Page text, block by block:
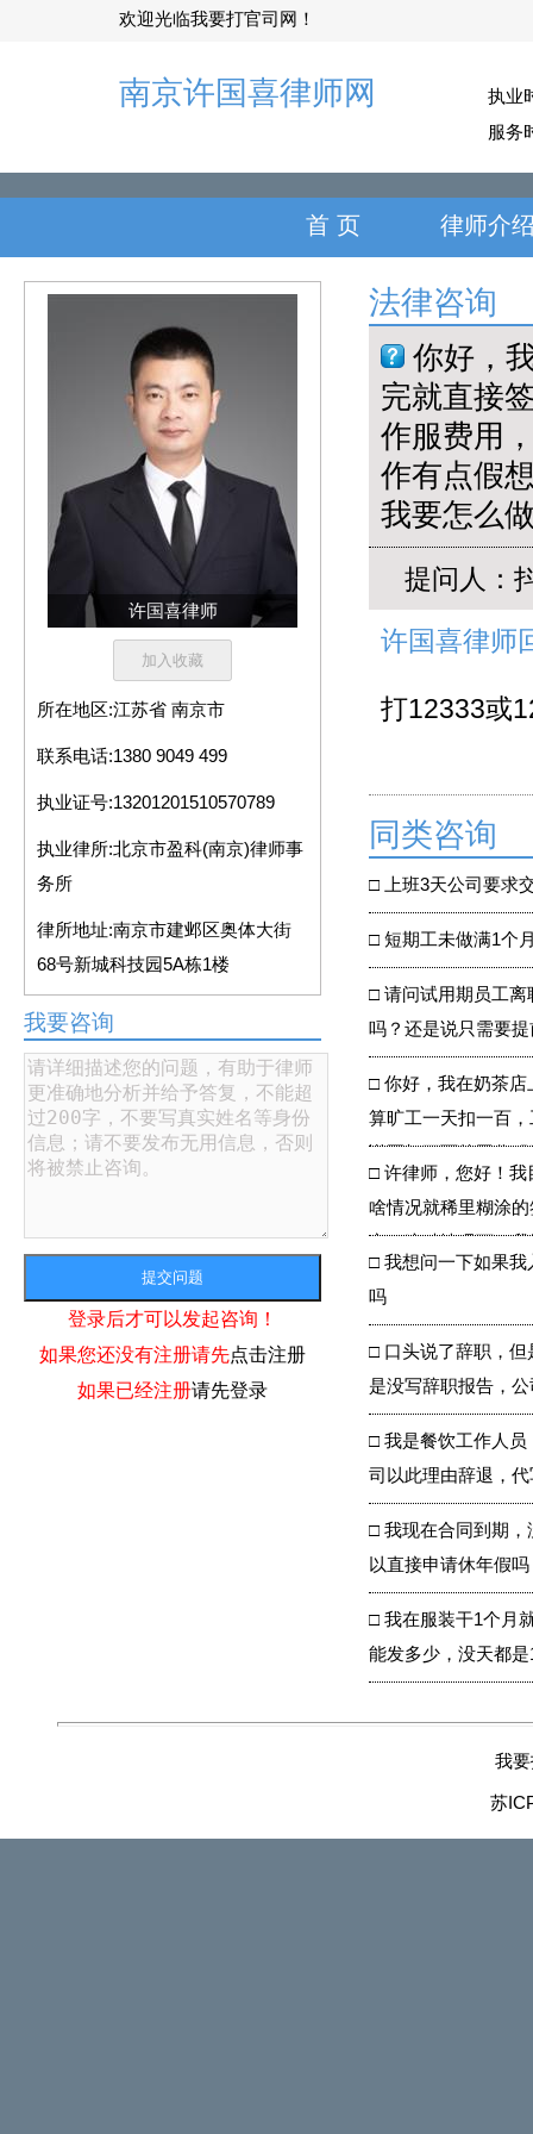
欢迎光临我要打官司网！
南京许国喜律师网
执业
服务
首 页 律师介
许国喜律师
所在地区:江苏省 南京市
联系电话:1380 9049 499
执业证号:13201201510570789
执业律所:北京市盈科(南京)律师事
务所
律所地址:南京市建邺区奥体大街
68号新城科技园5A栋1楼
我要咨询
登录后才可以发起咨询！
如果您还没有注册请先点击注册
如果已经注册请先登录
法律咨询
你好，
完就直接
作服费用
作有点假
我要怎么
提问人
许国喜律师
打12333或
同类咨询
□ 上班3天公司要求
□ 短期工未做满1个
□ 请问试用期员工
吗？还是说只需要
□ 你好，我在奶茶
算旷工一天扣一百
说要扣三百的工作
□ 许律师，您好！
啥情况就稀里糊涂
定。这种情况下，
□ 我想问一下如果
吗
□ 口头说了辞职，
是没写辞职报告，
□ 我是餐饮工作人
司以此理由辞退，
□ 我现在合同到期
以直接申请休年假吗
□ 我在服装干1个月
能发多少，没天都是
我
苏